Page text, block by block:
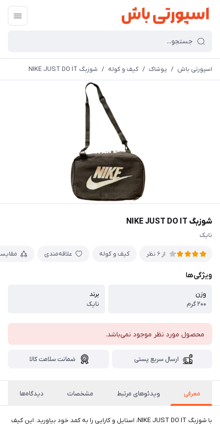
اسپورتی باش / پوشاک / کیف و کوله / شوزبگ NIKE JUST DO IT
شوزبگ NIKE JUST DO IT
نایک
از 6 نظر کیف و کوله علاقه‌مندی
ویژگی‌ها
وزن
۲۰۰ گرم
برند
نایک
محصول مورد نظر موجود نمی‌باشد.
ارسال سریع پستی ضمانت سلامت کالا
معرفی ویدئوهای مرتبط مشخصات دیدگاه‌ها
با شوزبگ NIKE JUST DO IT، استایل و کارایی را به کمد خود بیاورید. این کیف